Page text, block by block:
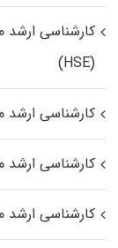
کارشناسی
(HSE)
کارشناسی
کارشناسی
کارشناسی